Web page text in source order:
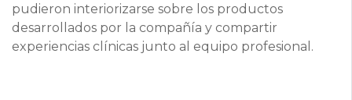
pudieron interiorizarse sobre los productos
desarrollados por la compañía y compartir
experiencias clínicas junto al equipo profesional.